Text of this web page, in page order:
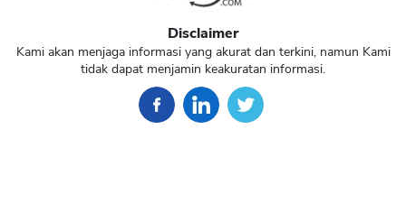
Disclaimer
Kami akan menjaga informasi yang akurat dan terkini, namun Kami
tidak dapat menjamin keakuratan informasi.